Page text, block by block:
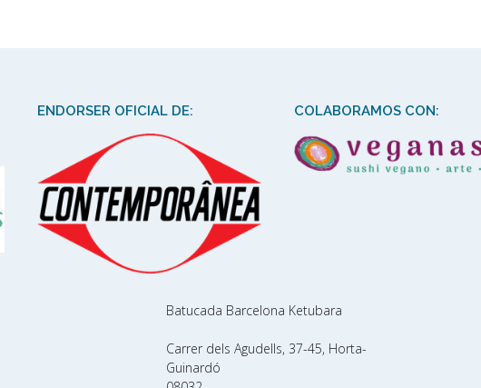
ENDORSER OFICIAL DE: COLABORAMOS CON:
Batucada Barcelona Ketubara
Carrer dels Agudells, 37-45, Horta-
Guinardó